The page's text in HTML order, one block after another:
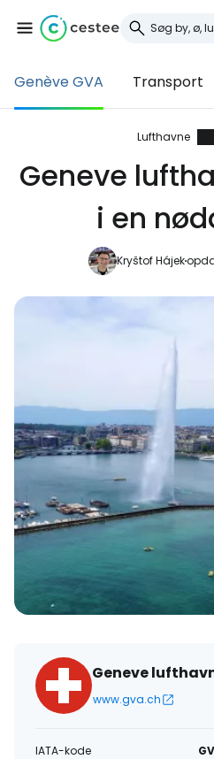
Genève GVA Transport
Lufthavne
Geneve
i en
Kryštof Hájek
Geneve
www.gva.ch
IATA-kode
Log ind på
... det
Fortsæt